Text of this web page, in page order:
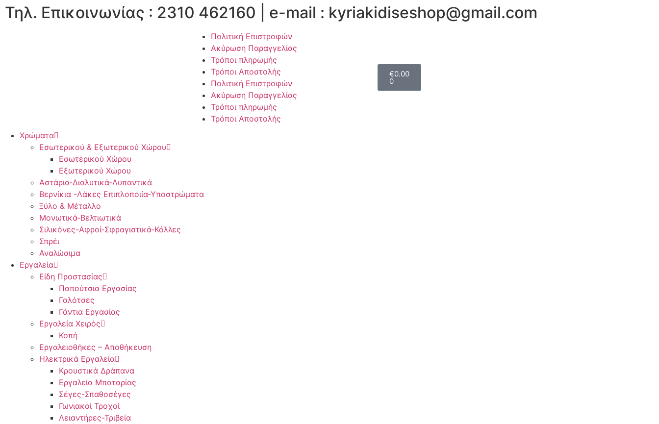
Τηλ. Επικοινωνίας : 2310 462160 | e-mail : kyriakidiseshop@gmail.com
Πολιτική Επιστροφών
Ακύρωση Παραγγελίας
Τρόποι πληρωμής
Τρόποι Αποστολής
Πολιτική Επιστροφών
Ακύρωση Παραγγελίας
Τρόποι πληρωμής
Τρόποι Αποστολής
€0.00
0
Χρώματα
Εσωτερικού & Εξωτερικού Χώρου
Εσωτερικού Χώρου
Εξωτερικού Χώρου
Αστάρια-Διαλυτικά-Λυπαντικά
Βερνίκια -Λάκες Επιπλοποιία-Υποστρώματα
Ξύλο & Μέταλλο
Μονωτικά-Βελτιωτικά
Σιλικόνες-Αφροί-Σφραγιστικά-Κόλλες
Σπρέι
Αναλώσιμα
Εργαλεία
Είδη Προστασίας
Παπούτσια Εργασίας
Γαλότσες
Γάντια Εργασίας
Εργαλεία Χειρός
Κοπή
Εργαλειοθήκες – Αποθήκευση
Ηλεκτρικά Εργαλεία
Κρουστικά Δράπανα
Εργαλεία Μπαταρίας
Σέγες-Σπαθοσέγες
Γωνιακοί Τροχοί
Λειαντήρες-Τριβεία